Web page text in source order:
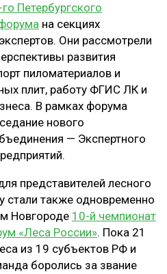
Петербургского
на секциях
Они рассмотрели
развития
пиломатериалов и
плит, работу ФГИС ЛК и
В рамках форума
нового
— Экспертного
представителей лесного
стали также одновременно
Новгороде 10-й чемпионат
«Леса России». Пока 21
из 19 субъектов РФ и
боролись за звание